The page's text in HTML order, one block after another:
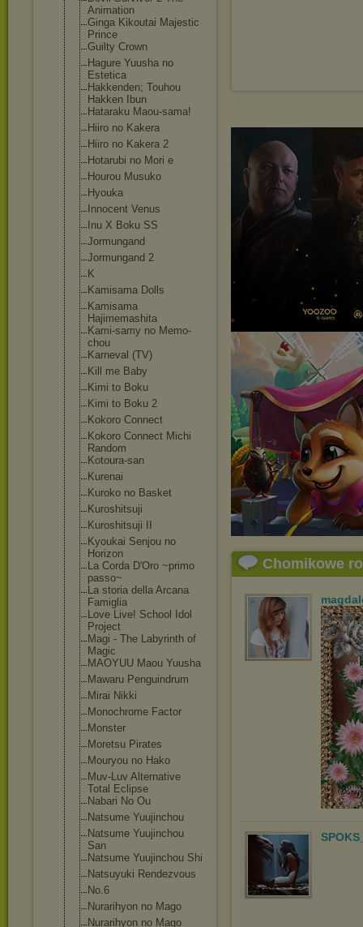
Animation
Ginga Kikoutai Majestic
Prince
Guilty Crown
Hagure Yuusha no
Estetica
Hakkenden; Touhou
Hakken Ibun
Hataraku Maou-sama!
Hiiro no Kakera
Hiiro no Kakera 2
Hotarubi no Mori e
Hourou Musuko
Hyouka
Innocent Venus
Inu X Boku SS
Jormungand
Jormungand 2
K
Kamisama Dolls
Kamisama
Hajimemashita
Kami-samy no Memo-
chou
Karneval (TV)
Kill me Baby
Kimi to Boku
Kimi to Boku 2
Kokoro Connect
Kokoro Connect Michi
Random
Kotoura-san
Kurenai
Kuroko no Basket
Kuroshitsuji
Kuroshitsuji II
Kyoukai Senjou no
Horizon
La Corda D'Oro ~primo
passo~
La storia della Arcana
Famiglia
Love Live! School Idol
Project
Magi - The Labyrinth of
Magic
MAOYUU Maou Yuusha
Mawaru Penguindrum
Mirai Nikki
Monochrome Factor
Monster
Moretsu Pirates
Mouryou no Hako
Muv-Luv Alternative
Total Eclipse
Nabari No Ou
Natsume Yuujinchou
Natsume Yuujinchou
San
Natsume Yuujinchou Shi
Natsuyuki Rendezvous
No.6
Nurarihyon no Mago
Nurarihyon no Mago
Chomikowe